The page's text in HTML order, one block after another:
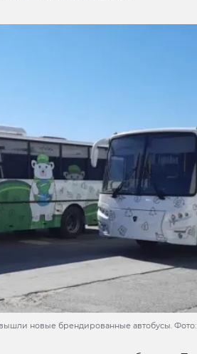
новые брендированные автобусы. Фото: